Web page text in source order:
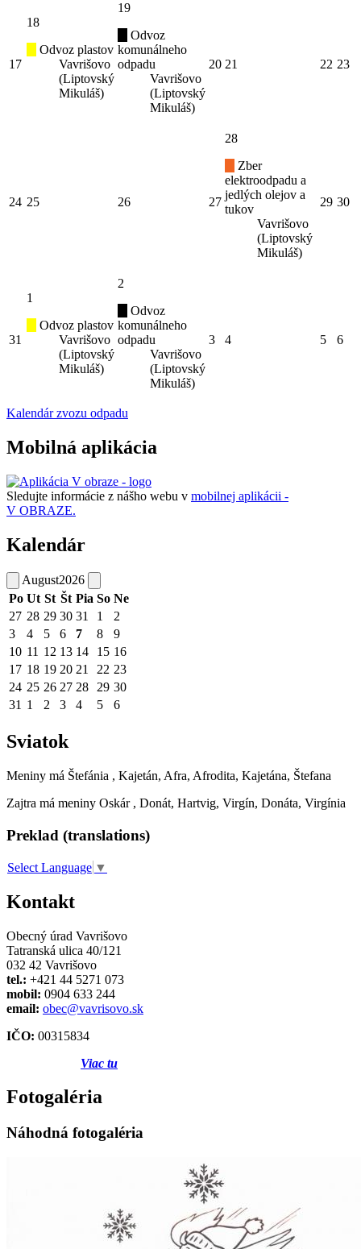
17
18
Odvoz plastov
Vavrišovo
(Liptovský
Mikuláš)
19
Odvoz
komunálneho
odpadu
Vavrišovo
(Liptovský
Mikuláš)
20 21 22 23
24 25 26 27
28
Zber
elektroodpadu a
jedlých olejov a
tukov
Vavrišovo
(Liptovský
Mikuláš)
29 30
31
1
Odvoz plastov
Vavrišovo
(Liptovský
Mikuláš)
2
Odvoz
komunálneho
odpadu
Vavrišovo
(Liptovský
Mikuláš)
3 4 5 6
Kalendár zvozu odpadu
Mobilná aplikácia
Sledujte informácie z nášho webu v mobilnej aplikácii -
V OBRAZE.
Kalendár
August2026
Po Ut St Št Pia So Ne
27 28 29 30 31 1
2
3
4 5 6 7 8
9
10 11 12 13 14 15 16
17 18 19 20 21 22 23
24 25 26 27 28 29 30
31 1 2 3 4 5 6
Sviatok
Meniny má Štefánia , Kajetán, Afra, Afrodita, Kajetána, Štefana
Zajtra má meniny Oskár , Donát, Hartvig, Virgín, Donáta, Virgínia
Preklad (translations)
Select Language ▼
Kontakt
Obecný úrad Vavrišovo
Tatranská ulica 40/121
032 42 Vavrišovo
tel.: +421 44 5271 073
mobil: 0904 633 244
email: obec@vavrisovo.sk
IČO: 00315834
Viac tu
Fotogaléria
Náhodná fotogaléria